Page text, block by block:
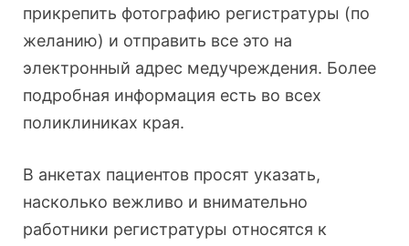
прикрепить фотографию регистратуры (по
желанию) и отправить все это на
электронный адрес медучреждения. Более
подробная информация есть во всех
поликлиниках края.
В анкетах пациентов просят указать,
насколько вежливо и внимательно
работники регистратуры относятся к